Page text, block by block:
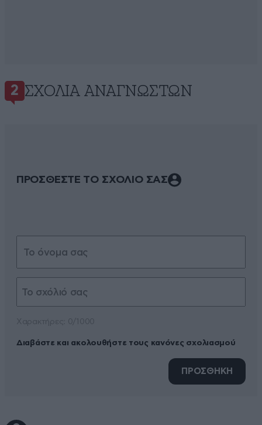
2 ΣΧΌΛΙΑ ΑΝΑΓΝΩΣΤΏΝ
ΠΡΟΣΘΕΣΤΕ ΤΟ ΣΧΟΛΙΟ ΣΑΣ
Διαβάστε και ακολουθήστε τους κανόνες σχολιασμού
ΠΡΟΣΘΗΚΗ